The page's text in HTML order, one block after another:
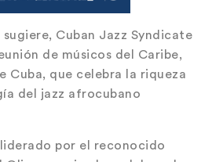
Cuban Jazz Syndicate
de músicos del Caribe,
Cuba, que celebra la riqueza
del jazz afrocubano
por el reconocido